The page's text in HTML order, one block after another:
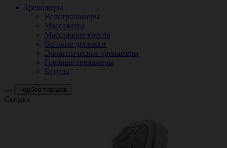
Тренажеры
Велотренажеры
Массажеры
Массажные кресла
Беговые дорожки
Эллиптические тренажеры
Гребные тренажеры
Батуты
Подбор товаров
Скидка